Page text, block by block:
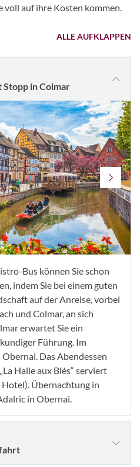
voll auf ihre Kosten kommen.
ALLE AUFKLAPPEN
in Colmar
Bus können Sie schon
indem Sie bei einem guten
auf der Anreise, vorbei
und Colmar, an sich
erwartet Sie ein
Führung. Im
Das Abendessen
Halle aux Blés“ serviert
Übernachtung in
in Obernai.